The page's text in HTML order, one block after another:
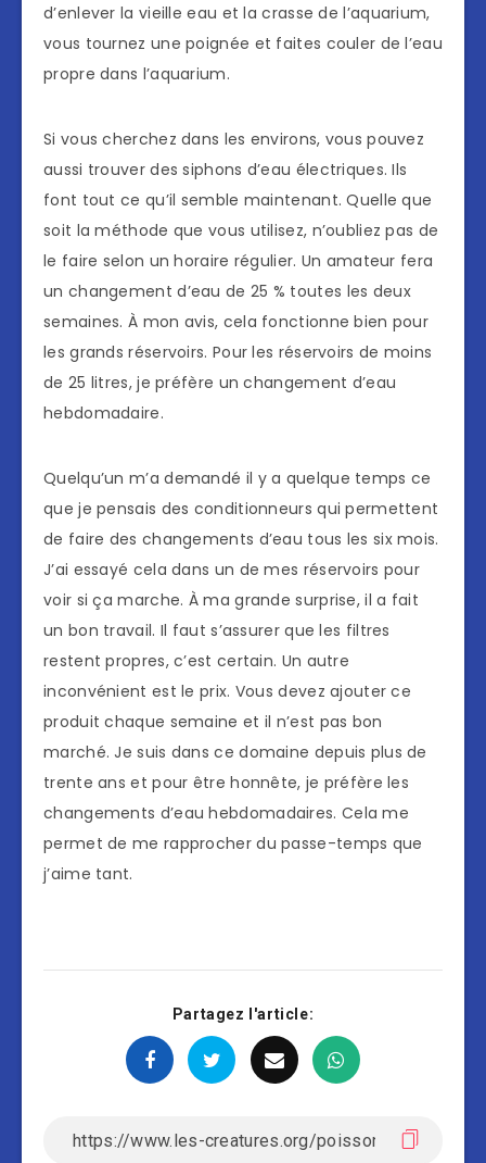
d’enlever la vieille eau et la crasse de l’aquarium,
vous tournez une poignée et faites couler de l’eau
propre dans l’aquarium.
Si vous cherchez dans les environs, vous pouvez
aussi trouver des siphons d’eau électriques. Ils
font tout ce qu’il semble maintenant. Quelle que
soit la méthode que vous utilisez, n’oubliez pas de
le faire selon un horaire régulier. Un amateur fera
un changement d’eau de 25 % toutes les deux
semaines. À mon avis, cela fonctionne bien pour
les grands réservoirs. Pour les réservoirs de moins
de 25 litres, je préfère un changement d’eau
hebdomadaire.
Quelqu’un m’a demandé il y a quelque temps ce
que je pensais des conditionneurs qui permettent
de faire des changements d’eau tous les six mois.
J’ai essayé cela dans un de mes réservoirs pour
voir si ça marche. À ma grande surprise, il a fait
un bon travail. Il faut s’assurer que les filtres
restent propres, c’est certain. Un autre
inconvénient est le prix. Vous devez ajouter ce
produit chaque semaine et il n’est pas bon
marché. Je suis dans ce domaine depuis plus de
trente ans et pour être honnête, je préfère les
changements d’eau hebdomadaires. Cela me
permet de me rapprocher du passe-temps que
j’aime tant.
Partagez l'article: